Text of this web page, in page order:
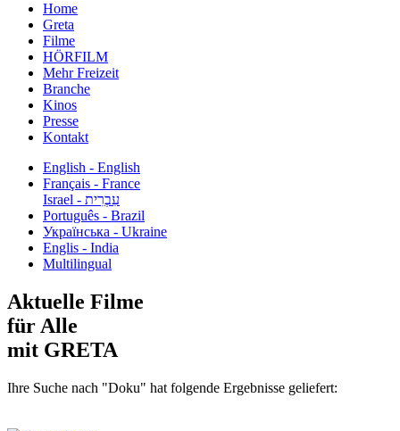
Home
Greta
Filme
HÖRFILM
Mehr Freizeit
Branche
Kinos
Presse
Kontakt
English - English
Français - France
עִבְרִית - Israel
Português - Brazil
Українська - Ukraine
Englis - India
Multilingual
Aktuelle Filme
für Alle
mit GRETA
Ihre Suche nach "Doku" hat folgende Ergebnisse geliefert: